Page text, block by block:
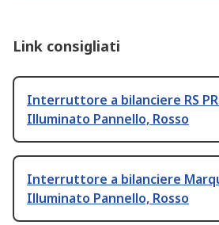
Link consigliati
Interruttore a bilanciere RS
Illuminato Pannello, Rosso
Interruttore a bilanciere
Illuminato Pannello, Rosso